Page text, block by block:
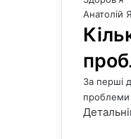
Анатолій
За перші
проблеми